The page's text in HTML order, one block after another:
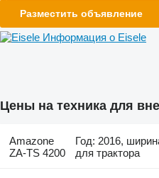
Разместить объявление
Информация о Eisele
Цены на техника для
Amazone
ZA-TS 4200
Год: 2016,
для трактора